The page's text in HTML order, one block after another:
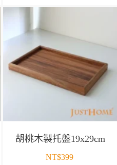
胡桃木製托盤19x29cm
NT$399